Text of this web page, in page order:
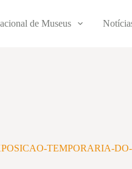
de Museus
TEMPORARIA-